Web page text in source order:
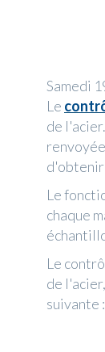
Samedi
Le
de
Le
chaque
Le
de
suivante :